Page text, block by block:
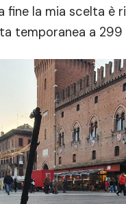
fine la mia scelta è
temporanea a